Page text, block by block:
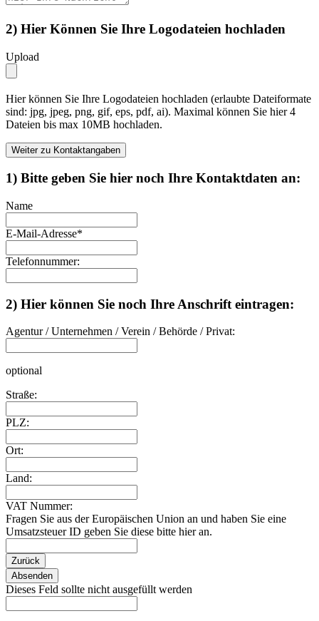
2) Hier Können Sie Ihre Logodateien hochladen
Upload
Hier können Sie Ihre Logodateien hochladen (erlaubte Dateiformate
sind: jpg, jpeg, png, gif, eps, pdf, ai). Maximal können Sie hier 4
Dateien bis max 10MB hochladen.
Weiter zu Kontaktangaben
1) Bitte geben Sie hier noch Ihre Kontaktdaten an:
Name
E-Mail-Adresse*
Telefonnummer:
2) Hier können Sie noch Ihre Anschrift eintragen:
Agentur / Unternehmen / Verein / Behörde / Privat:
optional
Straße:
PLZ:
Ort:
Land:
VAT Nummer:
Fragen Sie aus der Europäischen Union an und haben Sie eine
Umsatzsteuer ID geben Sie diese bitte hier an.
Zurück
Absenden
Dieses Feld sollte nicht ausgefüllt werden